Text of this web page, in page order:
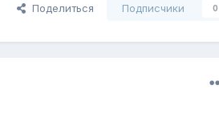
Поделиться Подписчики 0